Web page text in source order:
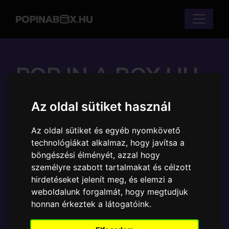
Az oldal sütiket használ
Az oldal sütiket és egyéb nyomkövető
technológiákat alkalmaz, hogy javítsa a
böngészési élményét, azzal hogy
személyre szabott tartalmakat és célzott
hirdetéseket jelenít meg, és elemzi a
weboldalunk forgalmát, hogy megtudjuk
honnan érkeztek a látogatóink.
POP IN A BOX HU
FUNKO POP -
VARIOUS - ICONS
ALBERT EINSTEIN
FIGURA
Márka: Funko
Cikkszám: 889698435437
Elérhetőség:Készlethiány